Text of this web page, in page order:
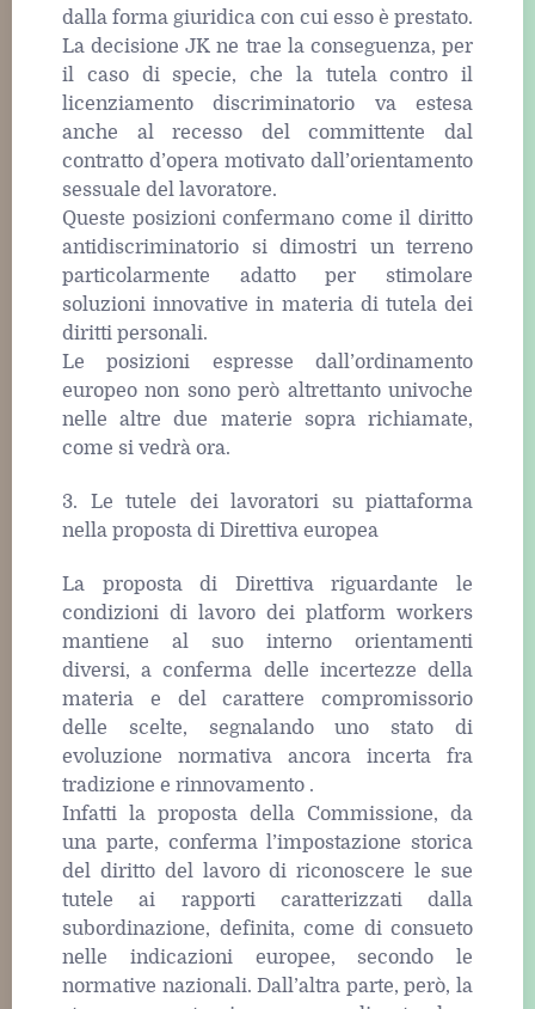
dalla forma giuridica con cui esso è prestato.
La decisione JK ne trae la conseguenza, per
il caso di specie, che la tutela contro il
licenziamento discriminatorio va estesa
anche al recesso del committente dal
contratto d’opera motivato dall’orientamento
sessuale del lavoratore.
Queste posizioni confermano come il diritto
antidiscriminatorio si dimostri un terreno
particolarmente adatto per stimolare
soluzioni innovative in materia di tutela dei
diritti personali.
Le posizioni espresse dall’ordinamento
europeo non sono però altrettanto univoche
nelle altre due materie sopra richiamate,
come si vedrà ora.
3. Le tutele dei lavoratori su piattaforma
nella proposta di Direttiva europea
La proposta di Direttiva riguardante le
condizioni di lavoro dei platform workers
mantiene al suo interno orientamenti
diversi, a conferma delle incertezze della
materia e del carattere compromissorio
delle scelte, segnalando uno stato di
evoluzione normativa ancora incerta fra
tradizione e rinnovamento .
Infatti la proposta della Commissione, da
una parte, conferma l’impostazione storica
del diritto del lavoro di riconoscere le sue
tutele ai rapporti caratterizzati dalla
subordinazione, definita, come di consueto
nelle indicazioni europee, secondo le
normative nazionali. Dall’altra parte, però, la